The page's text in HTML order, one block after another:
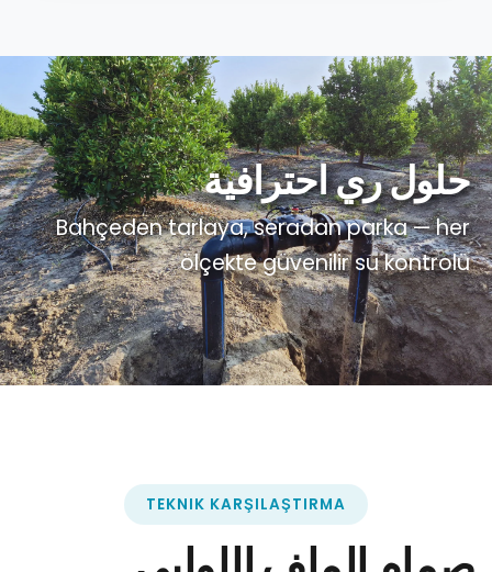
حلول ري احترافية
Bahçeden tarlaya, seradan parka — her
ölçekte güvenilir su kontrolü
TEKNIK KARŞILAŞTIRMA